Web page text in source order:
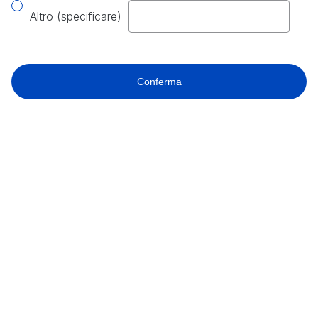
Altro (specificare)
Conferma